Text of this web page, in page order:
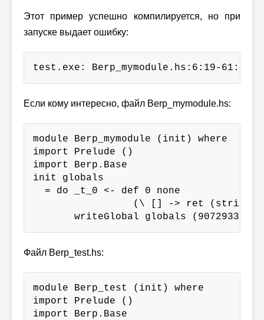
Этот пример успешно компилируется, но при
запуске выдает ошибку:
test.exe: Berp_mymodule.hs:6:19-61:
Если кому интересно, файл Berp_mymodule.hs:
module Berp_mymodule (init) where
import Prelude ()
import Berp.Base
init globals
  = do _t_0 <- def 0 none
(\ [] -> ret (string
writeGlobal globals (9072933,
Файл Berp_test.hs:
module Berp_test (init) where
import Prelude ()
import Berp.Base